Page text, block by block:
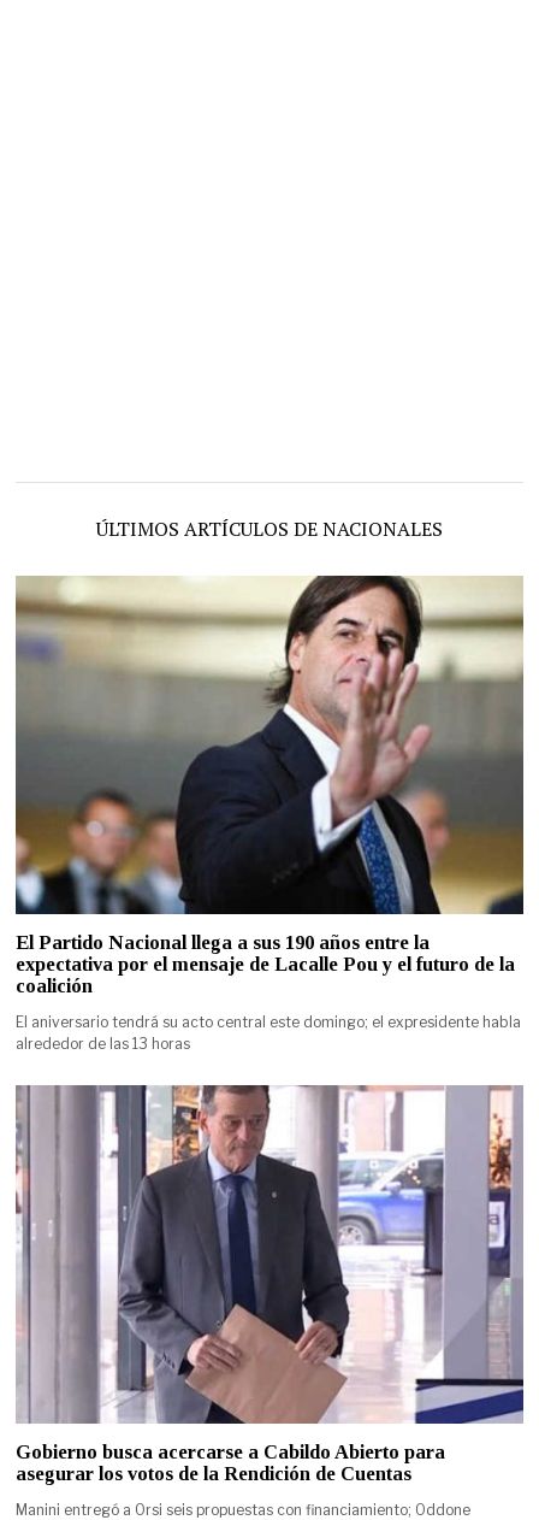
ÚLTIMOS ARTÍCULOS DE NACIONALES
El Partido Nacional llega a sus 190 años entre la
expectativa por el mensaje de Lacalle Pou y el futuro de la
coalición
El aniversario tendrá su acto central este domingo; el expresidente habla
alrededor de las 13 horas
Gobierno busca acercarse a Cabildo Abierto para
asegurar los votos de la Rendición de Cuentas
Manini entregó a Orsi seis propuestas con financiamiento; Oddone